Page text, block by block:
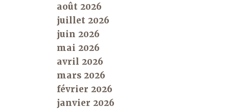
août 2026
juillet 2026
juin 2026
mai 2026
avril 2026
mars 2026
février 2026
janvier 2026